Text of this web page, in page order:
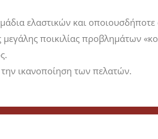
ελαστικών και
ποικιλίας προβλημάτων
ικανοποίηση των πελατών.